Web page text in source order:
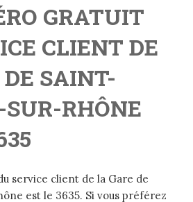
GRATUIT
CLIENT DE
SAINT-
RHÔNE
service client de la Gare de
est le 3635. Si vous préférez